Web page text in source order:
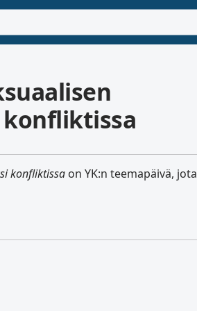
konfliktissa on YK:n teemapäivä, jota